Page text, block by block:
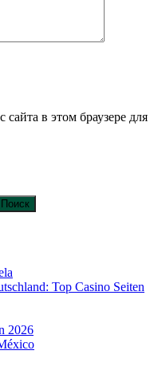
в этом браузере для
Поиск
Top Casino Seiten
2026